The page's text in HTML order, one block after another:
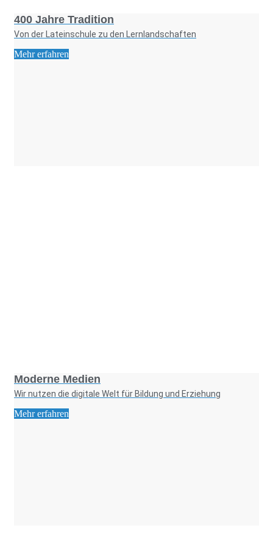
400 Jahre Tradition
Von der Lateinschule zu den Lernlandschaften
Mehr erfahren
Moderne Medien
Wir nutzen die digitale Welt für Bildung und Erziehung
Mehr erfahren